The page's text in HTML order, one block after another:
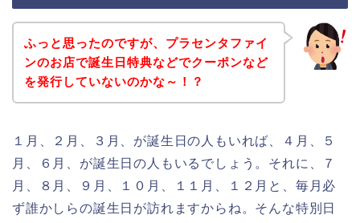
ふっと思ったのですが、プラセンタファイ
ンのお店で誕生日特典などでクーポンなど
を発行していないのかな～！？
１月、２月、３月、が誕生日の人もいれば、４月、５
月、６月、が誕生日の人もいるでしょう。それに、７
月、８月、９月、１０月、１１月、１２月と、毎月必
ず誰かしらの誕生日が訪れますからね。そんな特別日